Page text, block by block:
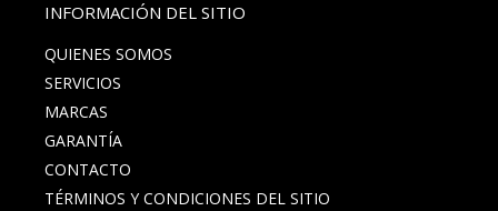
INFORMACIÓN DEL SITIO
QUIENES SOMOS
SERVICIOS
MARCAS
GARANTÍA
CONTACTO
TÉRMINOS Y CONDICIONES DEL SITIO